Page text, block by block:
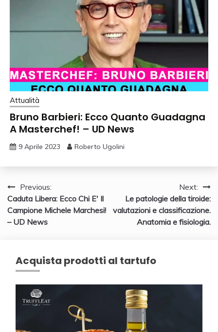
Attualità
Bruno Barbieri: Ecco Quanto Guadagna
A Masterchef! – UD News
9 Aprile 2023 Roberto Ugolini
Navigazione
articoli
Previous:
Caduta Libera: Ecco Chi E' Il
Campione Michele Marchesi!
– UD News
Next:
Le patologie della tiroide:
valutazioni e classificazione.
Anatomia e fisiologia.
Acquista prodotti al tartufo